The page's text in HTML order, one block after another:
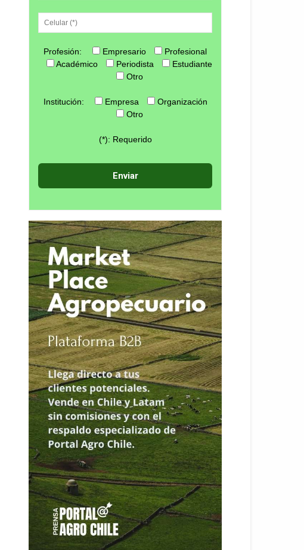
Profesión: Empresario
Profesional
Académico
Periodista
Estudiante
Otro
Institución: Empresa
Organización
Otro
(*): Requerido